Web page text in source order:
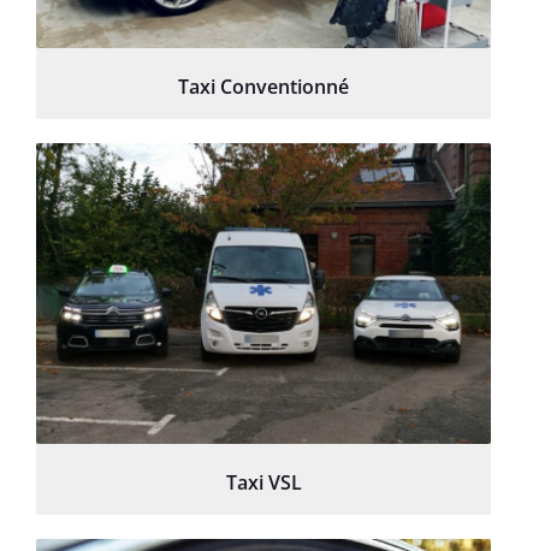
Taxi Conventionné
Taxi VSL